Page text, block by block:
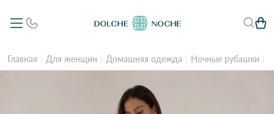
Главная Для женщин Домашняя одежда Ночные рубашки